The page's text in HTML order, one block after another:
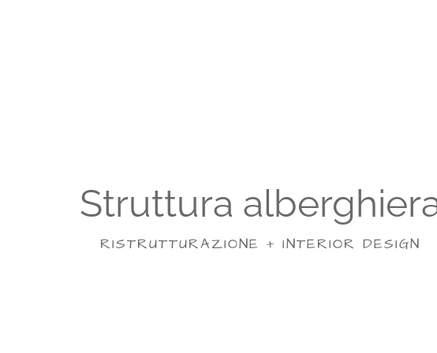
Struttura
RISTRUTTURAZIONE + INTERIOR DESIGN